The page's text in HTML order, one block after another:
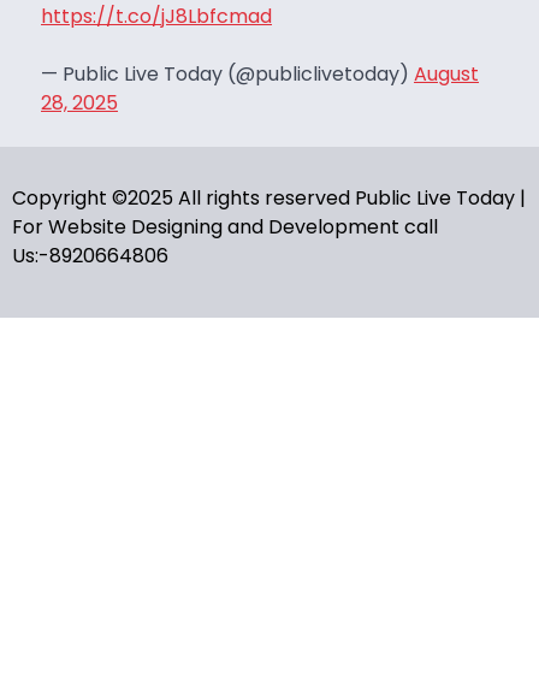
https://t.co/jJ8Lbfcmad
— Public Live Today (@publiclivetoday) August
28, 2025
Copyright ©2025 All rights reserved Public Live Today |
For Website Designing and Development call
Us:-8920664806